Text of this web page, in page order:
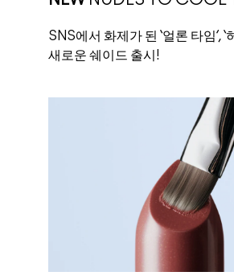
SNS에서 화제가 된 ‘얼론 타임’, ‘
새로운 쉐이드 출시!